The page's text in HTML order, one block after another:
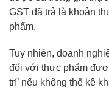
GST đã trả là khoản
phẩm.
Tuy nhiên, doanh
đối với thực phẩm
trí’ nếu không thể kê